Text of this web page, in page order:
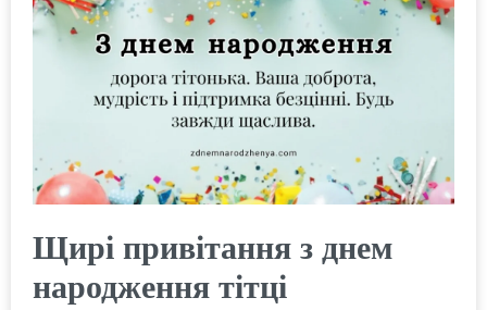
Щирі привітання з днем
народження тітці